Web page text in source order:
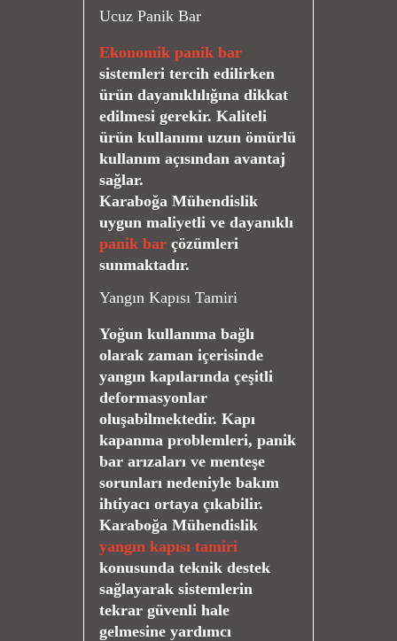
Ucuz Panik Bar
Ekonomik panik bar
sistemleri tercih edilirken
ürün dayanıklılığına dikkat
edilmesi gerekir. Kaliteli
ürün kullanımı uzun ömürlü
kullanım açısından avantaj
sağlar.
Karaboğa Mühendislik
uygun maliyetli ve dayanıklı
panik bar çözümleri
sunmaktadır.
Yangın Kapısı Tamiri
Yoğun kullanıma bağlı
olarak zaman içerisinde
yangın kapılarında çeşitli
deformasyonlar
oluşabilmektedir. Kapı
kapanma problemleri, panik
bar arızaları ve menteşe
sorunları nedeniyle bakım
ihtiyacı ortaya çıkabilir.
Karaboğa Mühendislik
yangın kapısı tamiri
konusunda teknik destek
sağlayarak sistemlerin
tekrar güvenli hale
gelmesine yardımcı